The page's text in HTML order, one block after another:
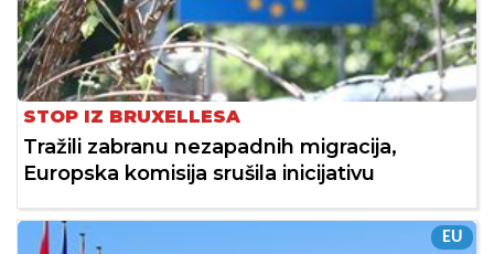
STOP IZ BRUXELLESA
Tražili zabranu nezapadnih migracija,
Europska komisija srušila inicijativu
EU